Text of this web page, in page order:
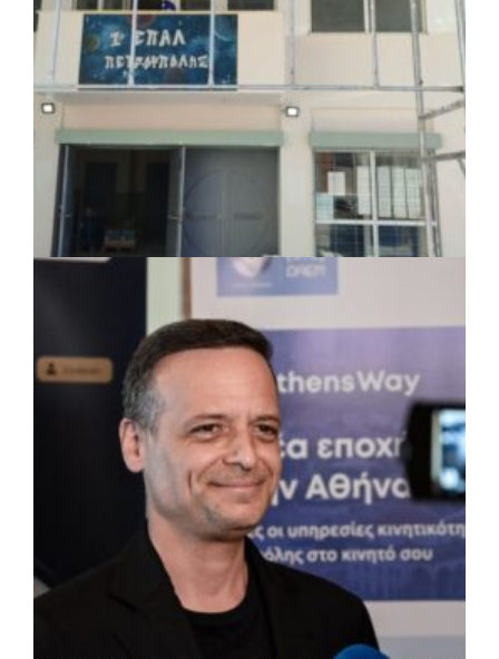
ΤΟΠΙΚΗ ΑΥΤΟΔΙΟΙΚΗΣΗ 07/08/2026 · 17:45
Δήμος Πετρούπολης: Εργασίες
συντήρησης σε σχολεία και αθλητικές
εγκαταστάσεις